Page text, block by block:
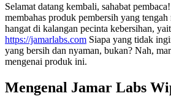
Selamat datang kembali, sahabat
membahas produk pembersih yang
hangat di kalangan pecinta kebersihan,
https://jamarlabs.com Siapa yang tidak
yang bersih dan nyaman, bukan? Nah,
mengenai produk ini.
Mengenal Jamar Labs